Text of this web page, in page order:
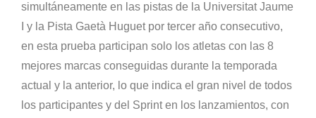
simultáneamente en las pistas de la Universitat Jaume
I y la Pista Gaetà Huguet por tercer año consecutivo,
en esta prueba participan solo los atletas con las 8
mejores marcas conseguidas durante la temporada
actual y la anterior, lo que indica el gran nivel de todos
los participantes y del Sprint en los lanzamientos, con